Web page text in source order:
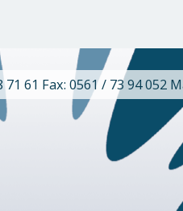
71 61 Fax: 0561 / 73 94 052